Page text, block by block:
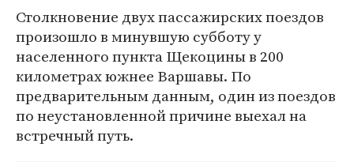
Столкновение двух пассажирских поездов
произошло в минувшую субботу у
населенного пункта Щекоцины в 200
километрах южнее Варшавы. По
предварительным данным, один из поездов
по неустановленной причине выехал на
встречный путь.